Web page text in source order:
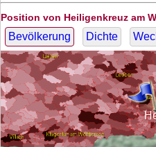
Position von Heiligenkreuz am
Bevölkerung Dichte